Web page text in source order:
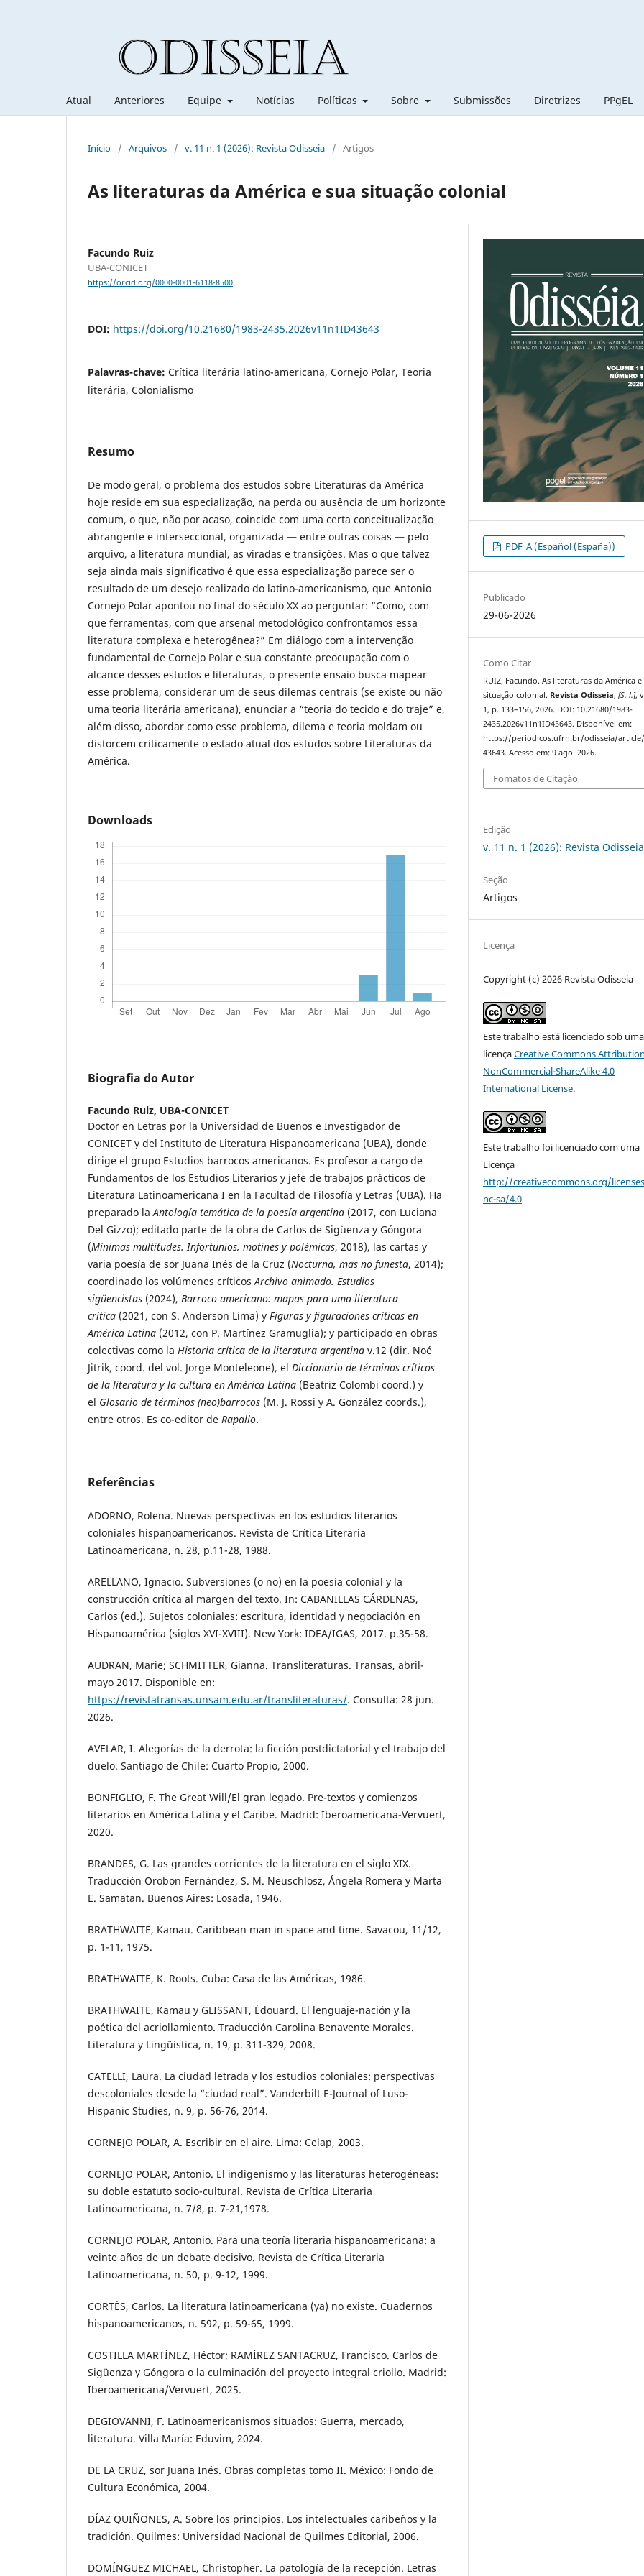
Atual Anteriores Equipe Notícias Políticas Sobre Submissões Diretrizes PPgEL
Início / Arquivos / v. 11 n. 1 (2026): Revista Odisseia / Artigos
As literaturas da América e sua situação colonial
Facundo Ruiz
UBA-CONICET
https://orcid.org/0000-0001-6118-8500
DOI: https://doi.org/10.21680/1983-2435.2026v11n1ID43643
Palavras-chave: Crítica literária latino-americana, Cornejo Polar, Teoria
literária, Colonialismo
Resumo
De modo geral, o problema dos estudos sobre Literaturas da América
hoje reside em sua especialização, na perda ou ausência de um horizonte
comum, o que, não por acaso, coincide com uma certa conceitualização
abrangente e interseccional, organizada — entre outras coisas — pelo
arquivo, a literatura mundial, as viradas e transições. Mas o que talvez
seja ainda mais significativo é que essa especialização parece ser o
resultado de um desejo realizado do latino-americanismo, que Antonio
Cornejo Polar apontou no final do século XX ao perguntar: “Como, com
que ferramentas, com que arsenal metodológico confrontamos essa
literatura complexa e heterogênea?” Em diálogo com a intervenção
fundamental de Cornejo Polar e sua constante preocupação com o
alcance desses estudos e literaturas, o presente ensaio busca mapear
esse problema, considerar um de seus dilemas centrais (se existe ou não
uma teoria literária americana), enunciar a “teoria do tecido e do traje” e,
além disso, abordar como esse problema, dilema e teoria moldam ou
distorcem criticamente o estado atual dos estudos sobre Literaturas da
América.
Downloads
Biografia do Autor
Facundo Ruiz, UBA-CONICET
Doctor en Letras por la Universidad de Buenos e Investigador de
CONICET y del Instituto de Literatura Hispanoamericana (UBA), donde
dirige el grupo Estudios barrocos americanos. Es profesor a cargo de
Fundamentos de los Estudios Literarios y jefe de trabajos prácticos de
Literatura Latinoamericana I en la Facultad de Filosofía y Letras (UBA). Ha
preparado laAntología temática de la poesía argentina (2017, con Luciana
Del Gizzo); editado parte de la obra de Carlos de Sigüenza y Góngora
(Mínimas multitudes. Infortunios, motines y polémicas, 2018), las cartas y
varia poesía de sor Juana Inés de la Cruz (Nocturna, mas no funesta, 2014);
coordinado los volúmenes críticosArchivo animado. Estudios
sigüencistas (2024), Barroco americano: mapas para uma literatura
crítica (2021, con S. Anderson Lima) y Figuras y figuraciones críticas en
América Latina (2012, con P. Martínez Gramuglia); y participado en obras
colectivas como la Historia crítica de la literatura argentina v.12 (dir. Noé
Jitrik, coord. del vol. Jorge Monteleone), el Diccionario de términos críticos
de la literatura y la cultura en América Latina (Beatriz Colombi coord.) y
el Glosario de términos (neo)barrocos (M. J. Rossi y A. González coords.),
entre otros. Es co-editor de Rapallo.
Referências
ADORNO, Rolena. Nuevas perspectivas en los estudios literarios
coloniales hispanoamericanos. Revista de Crítica Literaria
Latinoamericana, n. 28, p.11-28, 1988.
ARELLANO, Ignacio. Subversiones (o no) en la poesía colonial y la
construcción crítica al margen del texto. In: CABANILLAS CÁRDENAS,
Carlos (ed.). Sujetos coloniales: escritura, identidad y negociación en
Hispanoamérica (siglos XVI-XVIII). New York: IDEA/IGAS, 2017. p.35-58.
AUDRAN, Marie; SCHMITTER, Gianna. Transliteraturas. Transas, abril-
mayo 2017. Disponible en:
https://revistatransas.unsam.edu.ar/transliteraturas/. Consulta: 28 jun.
2026.
AVELAR, I. Alegorías de la derrota: la ficción postdictatorial y el trabajo del
duelo. Santiago de Chile: Cuarto Propio, 2000.
BONFIGLIO, F. The Great Will/El gran legado. Pre-textos y comienzos
literarios en América Latina y el Caribe. Madrid: Iberoamericana-Vervuert,
2020.
BRANDES, G. Las grandes corrientes de la literatura en el siglo XIX.
Traducción Orobon Fernández, S. M. Neuschlosz, Ángela Romera y Marta
E. Samatan. Buenos Aires: Losada, 1946.
BRATHWAITE, Kamau. Caribbean man in space and time. Savacou, 11/12,
p. 1-11, 1975.
BRATHWAITE, K. Roots. Cuba: Casa de las Américas, 1986.
BRATHWAITE, Kamau y GLISSANT, Édouard. El lenguaje-nación y la
poética del acriollamiento. Traducción Carolina Benavente Morales.
Literatura y Lingüística, n. 19, p. 311-329, 2008.
CATELLI, Laura. La ciudad letrada y los estudios coloniales: perspectivas
descoloniales desde la “ciudad real”. Vanderbilt E-Journal of Luso-
Hispanic Studies, n. 9, p. 56-76, 2014.
CORNEJO POLAR, A. Escribir en el aire. Lima: Celap, 2003.
CORNEJO POLAR, Antonio. El indigenismo y las literaturas heterogéneas:
su doble estatuto socio-cultural. Revista de Crítica Literaria
Latinoamericana, n. 7/8, p. 7-21,1978.
CORNEJO POLAR, Antonio. Para una teoría literaria hispanoamericana: a
veinte años de un debate decisivo. Revista de Crítica Literaria
Latinoamericana, n. 50, p. 9-12, 1999.
CORTÉS, Carlos. La literatura latinoamericana (ya) no existe. Cuadernos
hispanoamericanos, n. 592, p. 59-65, 1999.
COSTILLA MARTÍNEZ, Héctor; RAMÍREZ SANTACRUZ, Francisco. Carlos de
Sigüenza y Góngora o la culminación del proyecto integral criollo. Madrid:
Iberoamericana/Vervuert, 2025.
DEGIOVANNI, F. Latinoamericanismos situados: Guerra, mercado,
literatura. Villa María: Eduvim, 2024.
DE LA CRUZ, sor Juana Inés. Obras completas tomo II. México: Fondo de
Cultura Económica, 2004.
DÍAZ QUIÑONES, A. Sobre los principios. Los intelectuales caribeños y la
tradición. Quilmes: Universidad Nacional de Quilmes Editorial, 2006.
DOMÍNGUEZ MICHAEL, Christopher. La patología de la recepción. Letras
PDF_A (Español (España))
Publicado
29-06-2026
Como Citar
RUIZ, Facundo. As literaturas da América e
situação colonial. Revista Odisseia,[S. l.],
1, p. 133–156, 2026. DOI: 10.21680/1983-
2435.2026v11n1ID43643. Disponível em:
https://periodicos.ufrn.br/odisseia/
43643. Acesso em: 9 ago. 2026.
Fomatos de Citação
Edição
v. 11 n. 1 (2026): Revista Odisseia
Seção
Artigos
Licença
Copyright (c) 2026 Revista Odisseia
Este trabalho está licenciado sob uma
licençaCreative Commons
NonCommercial-ShareAlike 4.0
International License.
Este trabalho foi licenciado com uma
Licença
http://creativecommons.org/
nc-sa/4.0